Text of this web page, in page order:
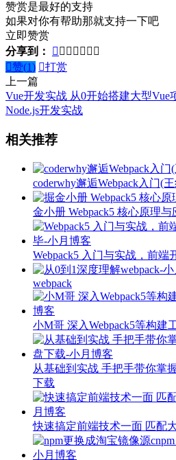
赞赏是最好的支持
如果对你有帮助那就支持一下吧
立即赞赏
分享到：
      
赞(1) 打赏
上一篇
Vue开发实战 从0开始搭建大型Vue
Node.js开发实战
相关推荐
coderwhy邂逅Webpack入门(
金小册 Webpack5 核心原理与
Webpack5 入门与实战，前
webpack
小M哥 深入Webpack5等构建
从基础到实战 手把手带你掌
下载
快速搞定前端技术一面 匹配